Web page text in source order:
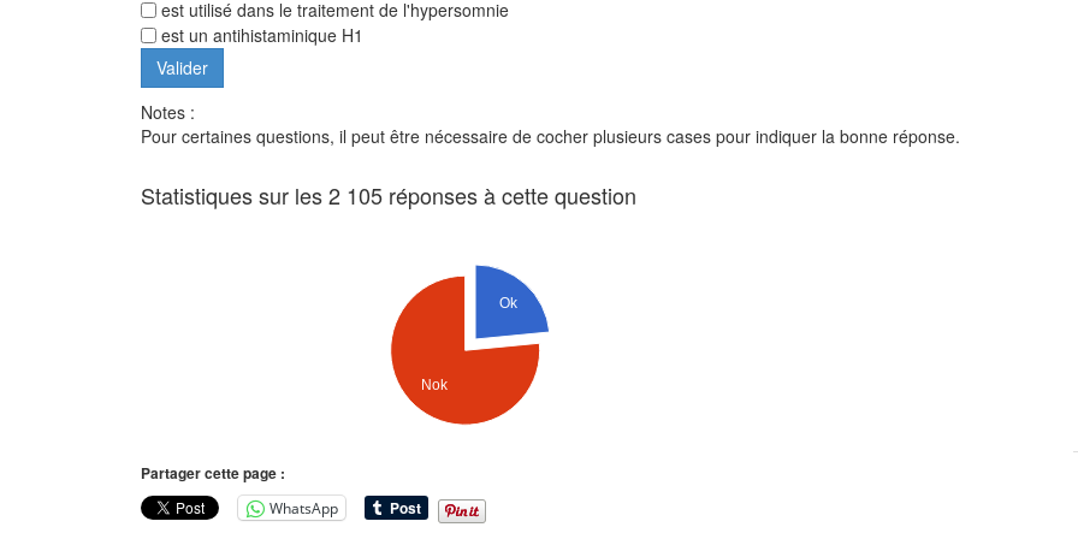
est utilisé dans le traitement de l'hypersomnie
est un antihistaminique H1
Notes :
Pour certaines questions, il peut être nécessaire de cocher plusieurs cases pour indiquer la bonne réponse.
Statistiques sur les 2 105 réponses à cette question
Ok
Nok
Partager cette page :
WhatsApp